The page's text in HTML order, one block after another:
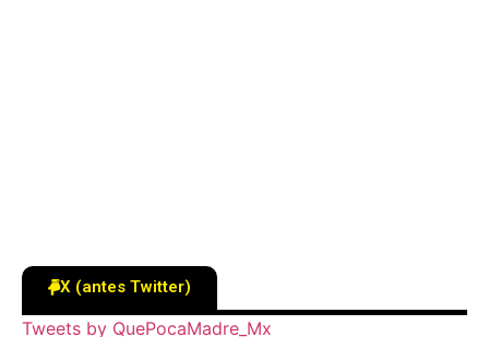
X (antes Twitter)
Tweets by QuePocaMadre_Mx